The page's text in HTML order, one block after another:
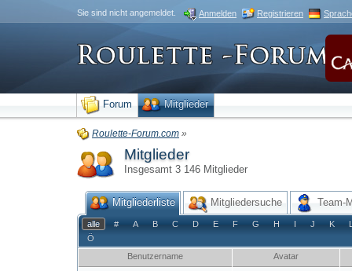
Sie sind nicht angemeldet. Anmelden Registrieren
Forum Mitglieder
Roulette-Forum.com »
Mitglieder
Insgesamt 3 146 Mitglieder
Mitgliederliste Mitgliedersuche Team-
alle # A B C D E F G H I J K
Ö
Benutzername
Avatar